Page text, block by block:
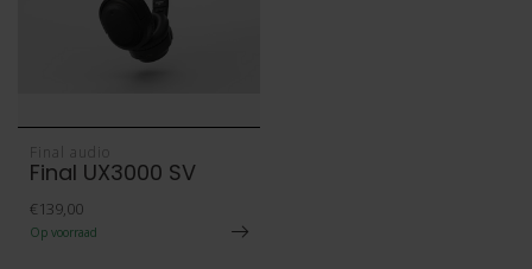
Final audio
Final UX3000 SV
€139,00
Op voorraad